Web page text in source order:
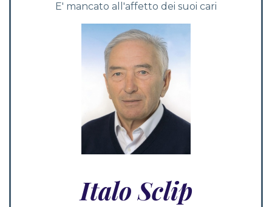
E' mancato all'affetto dei suoi cari
Italo Sclip